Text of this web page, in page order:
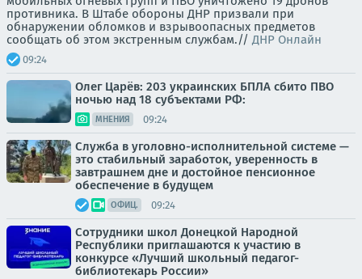
противника. В Штабе обороны ДНР призвали при
обнаружении обломков и взрывоопасных предметов
сообщать об этом экстренным службам.// ДНР Онлайн
09:24
Олег Царёв: 203 украинских БПЛА сбито ПВО
ночью над 18 субъектами РФ:
МНЕНИЯ 09:24
Служба в уголовно-исполнительной системе —
это стабильный заработок, уверенность в
завтрашнем дне и достойное пенсионное
обеспечение в будущем
ОФИЦ. 09:24
Сотрудники школ Донецкой Народной
Республики приглашаются к участию в
конкурсе «Лучший школьный педагог-
библиотекарь России»